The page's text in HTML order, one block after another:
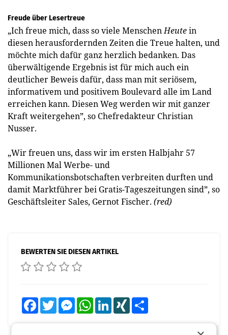
Freude über Lesertreue
„Ich freue mich, dass so viele MenschenHeutein
diesen herausfordernden Zeiten die Treue halten, und
möchte mich dafür ganz herzlich bedanken. Das
überwältigende Ergebnis ist für mich auch ein
deutlicher Beweis dafür, dass man mit seriösem,
informativem und positivem Boulevard alle im Land
erreichen kann. Diesen Weg werden wir mit ganzer
Kraft weitergehen”, so Chefredakteur Christian
Nusser.
„Wir freuen uns, dass wir im ersten Halbjahr 57
Millionen Mal Werbe- und
Kommunikationsbotschaften verbreiten durften und
damit Marktführer bei Gratis-Tageszeitungen sind”, so
Geschäftsleiter Sales, Gernot Fischer. (red)
BEWERTEN SIE DIESEN ARTIKEL
FacebookTwitter MessengerWhatsAppLinkedInXING